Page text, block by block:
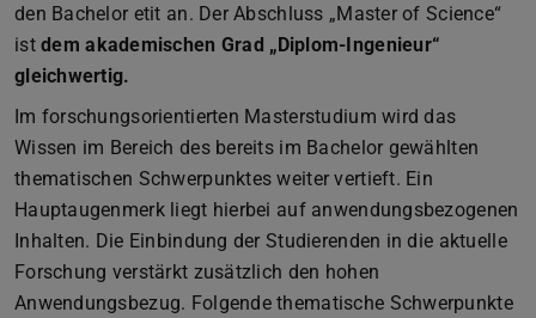
den Bachelor etit an. Der Abschluss „Master of Science“
istdem akademischen Grad „Diplom-Ingenieur“
gleichwertig.
Im forschungsorientierten Masterstudium wird das
Wissen im Bereich des bereits im Bachelor gewählten
thematischen Schwerpunktes weiter vertieft. Ein
Hauptaugenmerk liegt hierbei auf anwendungsbezogenen
Inhalten. Die Einbindung der Studierenden in die aktuelle
Forschung verstärkt zusätzlich den hohen
Anwendungsbezug. Folgende thematische Schwerpunkte